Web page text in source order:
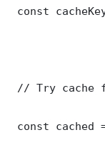
const
// Try cache
const cached